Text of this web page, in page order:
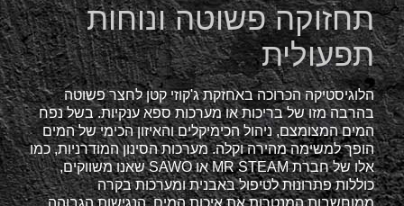
תחזוקה פשוטה ונוחות
תפעולית
הלוגיסטיקה הכרוכה באחזקת ג'קוזי קטן לחצר פשוטה
בהרבה מזו של בריכות או מערכות ספא ענקיות. בשל נפח
המים המצומצם, ניהול הכימיקלים והאיזון הכימי של המים
הופך למשימה מהירה וקלה. מערכות הסינון המודרניות, כמו
אלו של חברת MR STEAM או SAWO שאנו משווקים,
כוללות פתרונות לטיפול באבנית ומערכות בקרה
ממוחשבות המנטרות את איכות המים. הנגישות הגבוהה